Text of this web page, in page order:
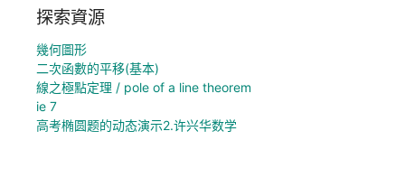
探索資源
幾何圖形
二次函數的平移(基本)
線之極點定理 / pole of a line theorem
ie 7
高考椭圆题的动态演示2.许兴华数学